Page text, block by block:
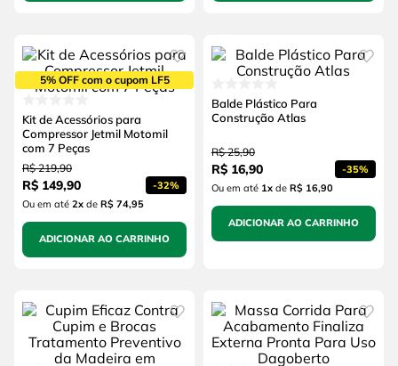
5% OFF com o cupom LF5
Kit de Acessórios para
Compressor Jetmil Motomil
com 7 Peças
R$ 219,90
R$ 149,90 -32%
Ou em até 2xde R$ 74,95
ADICIONAR AO CARRINHO
Balde Plástico Para
Construção Atlas
R$ 25,90
R$ 16,90 -35%
Ou em até 1xde R$ 16,90
ADICIONAR AO CARRINHO